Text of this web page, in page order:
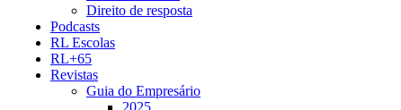
Direito de resposta
Podcasts
RL Escolas
RL+65
Revistas
Guia do Empresário
2025